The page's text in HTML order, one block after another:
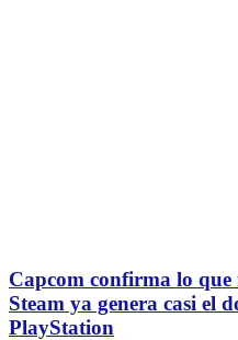
Capcom confirma lo que
Steam ya genera casi el
PlayStation